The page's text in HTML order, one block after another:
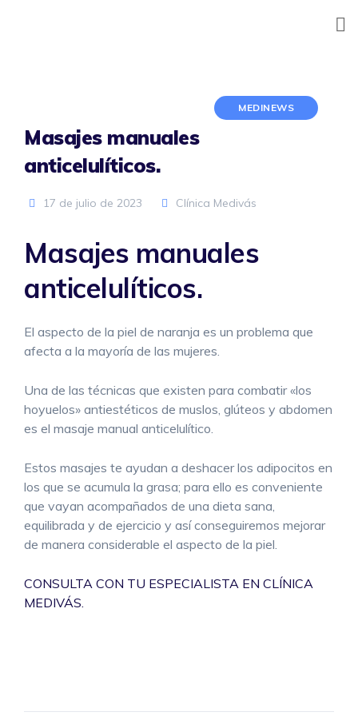
MEDINEWS
Masajes manuales
anticelulíticos.
17 de julio de 2023 Clínica Medivás
Masajes manuales
anticelulíticos.
El aspecto de la piel de naranja es un problema que
afecta a la mayoría de las mujeres.
Una de las técnicas que existen para combatir «los
hoyuelos» antiestéticos de muslos, glúteos y abdomen
es el masaje manual anticelulítico.
Estos masajes te ayudan a deshacer los adipocitos en
los que se acumula la grasa; para ello es conveniente
que vayan acompañados de una dieta sana,
equilibrada y de ejercicio y así conseguiremos mejorar
de manera considerable el aspecto de la piel.
CONSULTA CON TU ESPECIALISTA EN CLÍNICA
MEDIVÁS.